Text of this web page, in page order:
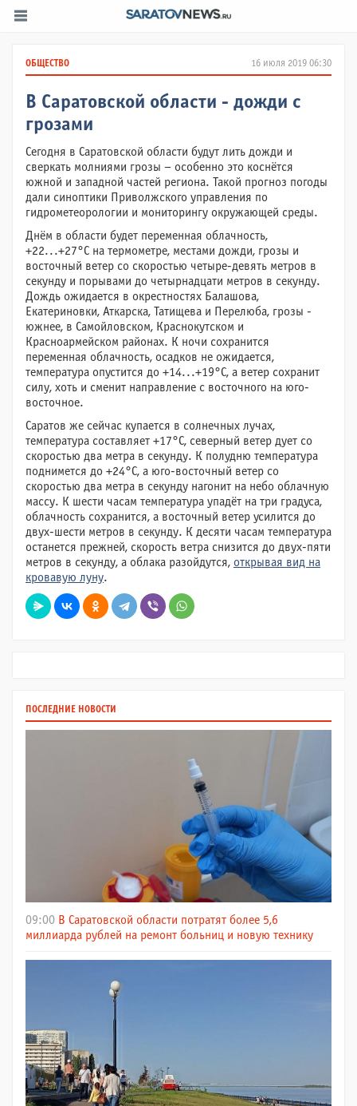
16 июля 2019 06:30
ОБЩЕСТВО
В Саратовской области - дожди с
грозами
Сегодня в Саратовской области будут лить дожди и
сверкать молниями грозы – особенно это коснётся
южной и западной частей региона. Такой прогноз погоды
дали синоптики Приволжского управления по
гидрометеорологии и мониторингу окружающей среды.
Днём в области будет переменная облачность,
+22...+27°C на термометре, местами дожди, грозы и
восточный ветер со скоростью четыре-девять метров в
секунду и порывами до четырнадцати метров в секунду.
Дождь ожидается в окрестностях Балашова,
Екатериновки, Аткарска, Татищева и Перелюба, грозы -
южнее, в Самойловском, Краснокутском и
Красноармейском районах. К ночи сохранится
переменная облачность, осадков не ожидается,
температура опустится до +14...+19°C, а ветер сохранит
силу, хоть и сменит направление с восточного на юго-
восточное.
Саратов же сейчас купается в солнечных лучах,
температура составляет +17°C, северный ветер дует со
скоростью два метра в секунду. К полудню температура
поднимется до +24°C, а юго-восточный ветер со
скоростью два метра в секунду нагонит на небо облачную
массу. К шести часам температура упадёт на три градуса,
облачность сохранится, а восточный ветер усилится до
двух-шести метров в секунду. К десяти часам температура
останется прежней, скорость ветра снизится до двух-пяти
метров в секунду, а облака разойдутся, открывая вид на
кровавую луну.
ПОСЛЕДНИЕ НОВОСТИ
09:00 В Саратовской области потратят более 5,6
миллиарда рублей на ремонт больниц и новую технику